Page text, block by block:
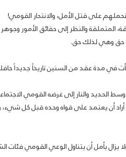
على قتل الأمل، والانتحار القومي!
المتملقة والنظر إلى حقائق الأمور وجوهر
حق وهي لذلك حق.
في مدة عقد من السنين تاريخاً جديداً
الحديد والنار إلى غرضه القومي
أن يعتمد على قواه وحده قبل كل شيء،
يأمل أن يتناول الوعي القومي فئات